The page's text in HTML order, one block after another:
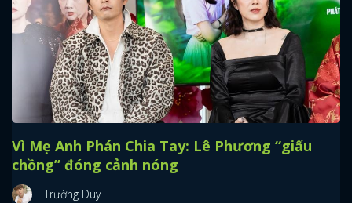
Vì Mẹ Anh Phán Chia Tay: Lê Phương “giấu
chồng” đóng cảnh nóng
Trường Duy